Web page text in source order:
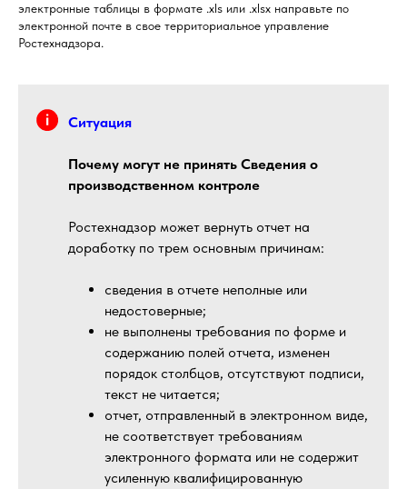
электронные таблицы в формате .xls или .xlsx направьте по
электронной почте в свое территориальное управление
Ростехнадзора.
Ситуация
Почему могут не принять Сведения о
производственном контроле
Ростехнадзор может вернуть отчет на
доработку по трем основным причинам:
сведения в отчете неполные или
недостоверные;
не выполнены требования по форме и
содержанию полей отчета, изменен
порядок столбцов, отсутствуют подписи,
текст не читается;
отчет, отправленный в электронном виде,
не соответствует требованиям
электронного формата или не содержит
усиленную квалифицированную